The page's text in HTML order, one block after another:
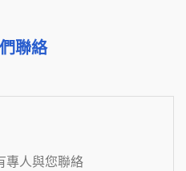
聯絡
專人與您聯絡